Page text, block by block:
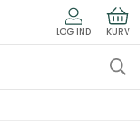
LOG IND KURV